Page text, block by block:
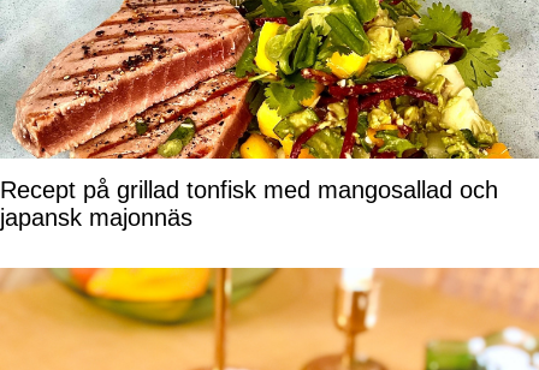
Recept på grillad tonfisk med mangosallad och
japansk majonnäs